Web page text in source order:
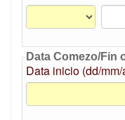
Data Comezo/Fin
Data inicio (dd/